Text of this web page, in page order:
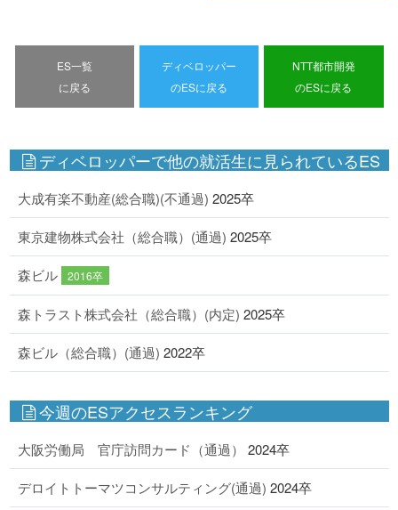
ES一覧
に戻る
ディベロッパー
のESに戻る
NTT都市開発
のESに戻る
ディベロッパーで他の就活生に見られているES
大成有楽不動産(総合職)(不通過) 2025卒
東京建物株式会社（総合職）(通過) 2025卒
森ビル 2016卒
森トラスト株式会社（総合職）(内定) 2025卒
森ビル（総合職）(通過) 2022卒
今週のESアクセスランキング
大阪労働局 官庁訪問カード（通過） 2024卒
デロイトトーマツコンサルティング(通過) 2024卒